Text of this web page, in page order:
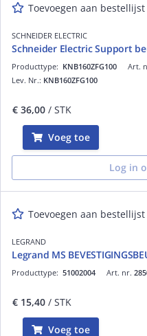
Toevoegen aan bestellijst
SCHNEIDER ELECTRIC
Schneider Electric Support
Art.
Producttype: KNB160ZFG100
Lev. Nr.: KNB160ZFG100
€ 36,00 / STK
Voeg toe
Log in
Toevoegen aan bestellijst
LEGRAND
Legrand MS
Art. nr.
Producttype: 51002004
€ 15,40 / STK
Voeg toe